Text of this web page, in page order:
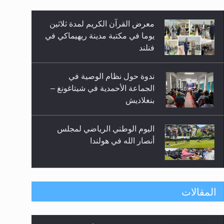
معرض القرآن الكريم لمدة ثلاثين
يوما في مكتبة مدينة ريهيماكي في
فنلند
ندوة حول نظام الوصية في
الجماعة الأحمدية في شيتاغونغ –
بنغلاديش
اليوم الوطني الرياضي لمجلس
أنصار الله في هولندا
إتمام حفظ القرآن الكريم لثلاثة
المقالات